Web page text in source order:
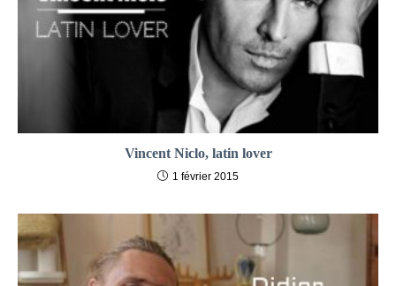
Vincent Niclo, latin lover
1 février 2015